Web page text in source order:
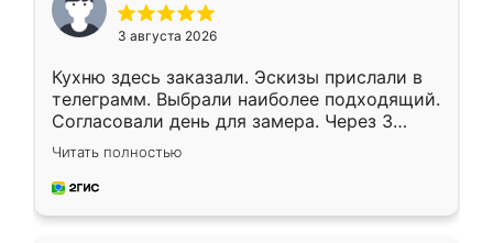
3 августа 2026
Кухню здесь заказали. Эскизы прислали в
телеграмм. Выбрали наиболее подходящий.
Согласовали день для замера. Через 3
недели кухня была уже готова. Остались
довольны работой. Спасибо Ренессанс
мебель за качественную работу!
Читать полностью